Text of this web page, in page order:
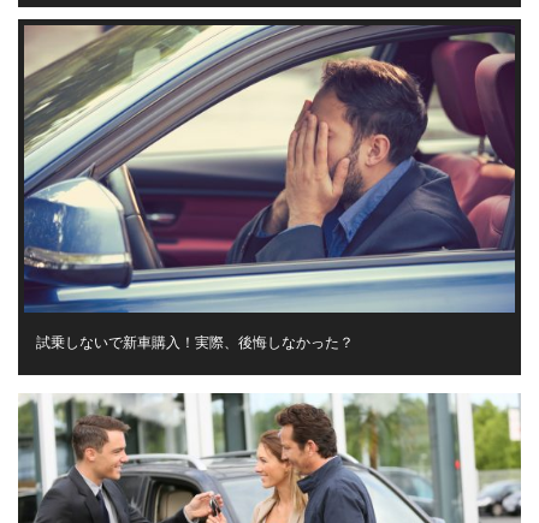
試乗しないで新車購入！実際、後悔しなかった？